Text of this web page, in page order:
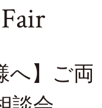
へ】ご両